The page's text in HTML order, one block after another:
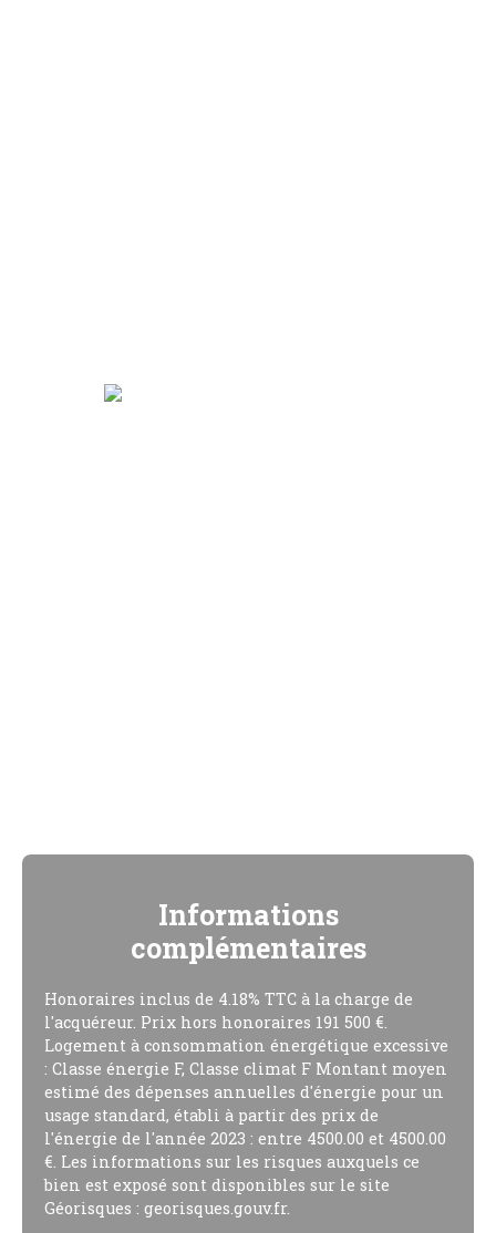
Informations
complémentaires
Honoraires inclus de 4.18% TTC à la charge de
l'acquéreur. Prix hors honoraires 191 500 €.
Logement à consommation énergétique excessive
: Classe énergie F, Classe climat F Montant moyen
estimé des dépenses annuelles d'énergie pour un
usage standard, établi à partir des prix de
l'énergie de l'année 2023 : entre 4500.00 et 4500.00
€. Les informations sur les risques auxquels ce
bien est exposé sont disponibles sur le site
Géorisques : georisques.gouv.fr.